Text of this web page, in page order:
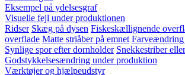
Eksempel på ydelsesgraf
Visuelle fejl under produktionen
Ridser Skæg på dysen Fiskeskællignende
overflade Matte striåber på emnet
Synlige spor efter dornholder Snekkestriber
Godstykkelsesændring under produktion
Værktøjer og hjælpeudstyr